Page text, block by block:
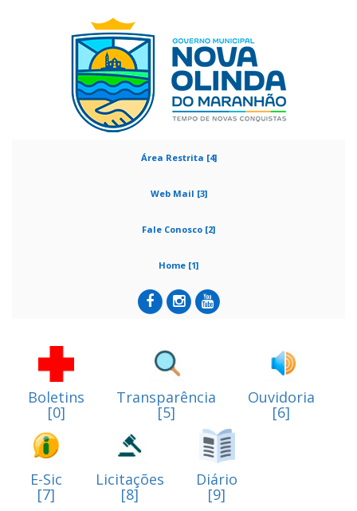
Área Restrita [4]
Web Mail [3]
Fale Conosco [2]
Home [1]
Boletins
[0]
Transparência
[5]
Ouvidoria
[6]
E-Sic
[7]
Licitações
[8]
Diário
[9]